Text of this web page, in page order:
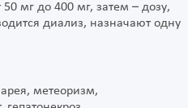
мг до 400 мг, затем – дозу,
диализ, назначают одну
метеоризм,